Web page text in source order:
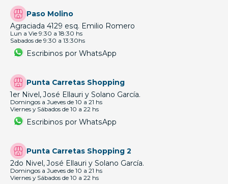
Paso Molino
Agraciada 4129 esq. Emilio Romero
Lun a Vie 9:30 a 18:30 hs
Sabados de 9:30 a 13:30hs
Escribinos por WhatsApp
Punta Carretas Shopping
1er Nivel, José Ellauri y Solano García.
Domingos a Jueves de 10 a 21 hs
Viernes y Sábados de 10 a 22 hs
Escribinos por WhatsApp
Punta Carretas Shopping 2
2do Nivel, José Ellauri y Solano García.
Domingos a Jueves de 10 a 21 hs
Viernes y Sábados de 10 a 22 hs